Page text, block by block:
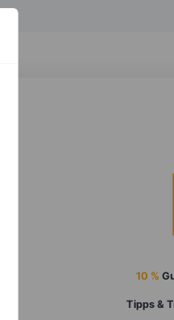
10 %
Tipps &